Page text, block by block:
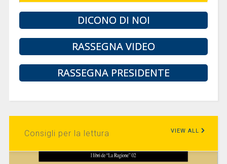
DICONO DI NOI
RASSEGNA VIDEO
RASSEGNA PRESIDENTE
Consigli per la lettura VIEW ALL